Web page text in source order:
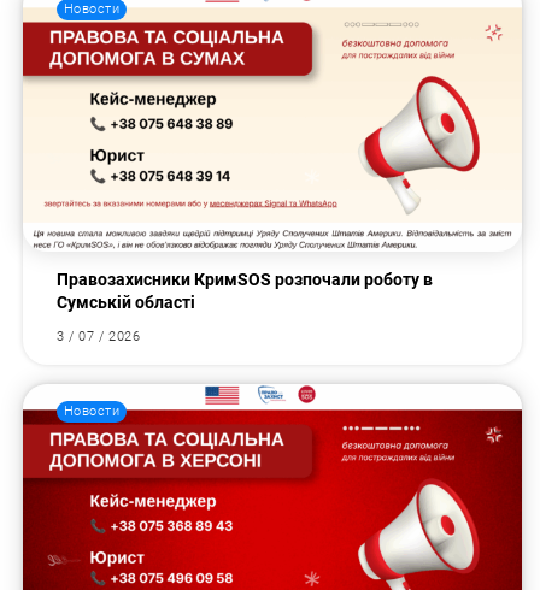
Новости
Правозахисники КримSOS розпочали роботу в
Сумській області
3 / 07 / 2026
Новости